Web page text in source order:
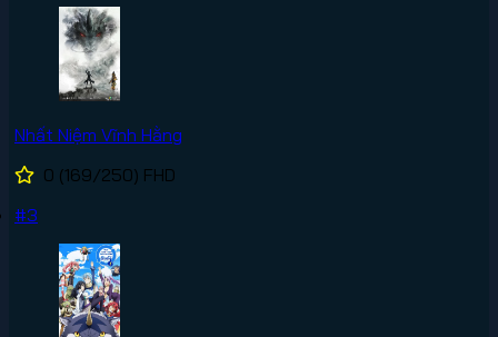
Nhất Niệm Vĩnh Hằng
0 (169/250) FHD
#3